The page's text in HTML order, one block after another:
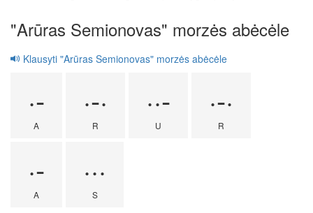
"Arūras Semionovas" morzės abėcėle
Klausyti "Arūras Semionovas" morzės abėcėle
·-
A
·-·
R
··-
U
·-·
R
·-
A
···
S